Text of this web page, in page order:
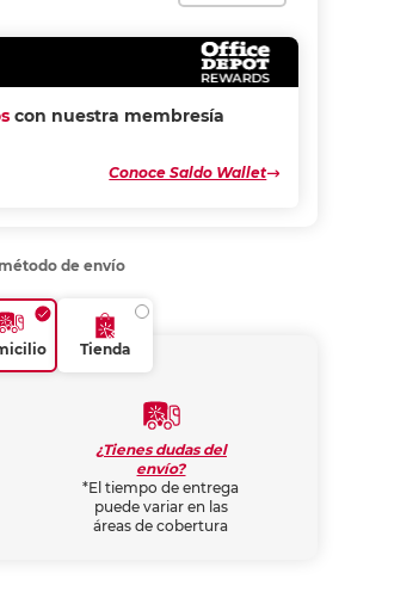
con nuestra membresía
Conoce Saldo Wallet
de envío
Tienda
¿Tienes dudas del
envío?
*El tiempo de entrega
puede variar en las
áreas de cobertura